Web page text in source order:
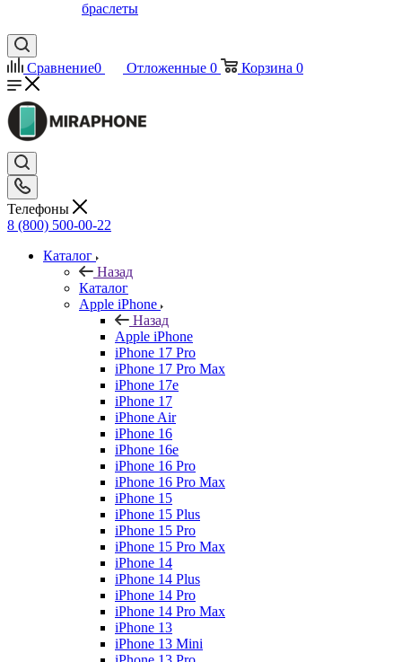
браслеты
Сравнение0 Отложенные 0 Корзина 0
Телефоны
8 (800) 500-00-22
Каталог
Назад
Каталог
Apple iPhone
Назад
Apple iPhone
iPhone 17 Pro
iPhone 17 Pro Max
iPhone 17e
iPhone 17
iPhone Air
iPhone 16
iPhone 16e
iPhone 16 Pro
iPhone 16 Pro Max
iPhone 15
iPhone 15 Plus
iPhone 15 Pro
iPhone 15 Pro Max
iPhone 14
iPhone 14 Plus
iPhone 14 Pro
iPhone 14 Pro Max
iPhone 13
iPhone 13 Mini